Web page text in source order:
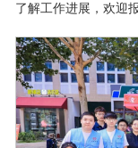
了解工作进展，欢迎